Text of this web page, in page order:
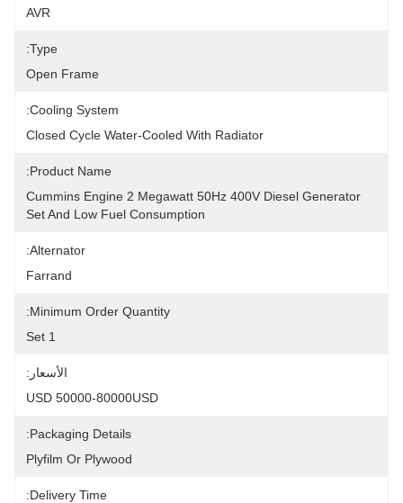
AVR
Type:
Open Frame
Cooling System:
Closed Cycle Water-Cooled With Radiator
Product Name:
Cummins Engine 2 Megawatt 50Hz 400V Diesel Generator
Set And Low Fuel Consumption
Alternator:
Farrand
Minimum Order Quantity:
1 Set
الأسعار:
USD 50000-80000USD
Packaging Details:
Plyfilm Or Plywood
Delivery Time: